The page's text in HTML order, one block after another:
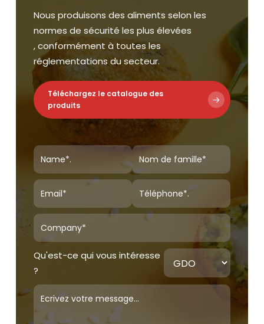
Nous produisons des aliments selon les
normes de sécurité les plus élevées
, conformément à toutes les
réglementations du secteur.
Téléchargez le catalogue des
produits
Qu'est-ce qui vous intéresse
?